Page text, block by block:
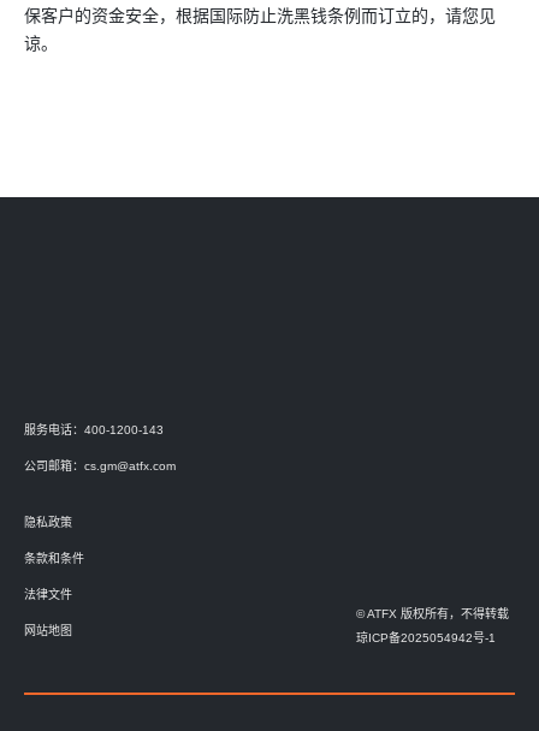
保客户的资金安全，根据国际防止洗黑钱条例而订立的，请您见
谅。
服务电话：400-1200-143
公司邮箱： cs.gm@atfx.com
隐私政策
条款和条件
法律文件
网站地图
© ATFX 版权所有，不得转载
琼ICP备2025054942号-1